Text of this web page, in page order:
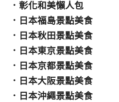
． 彰化和美懶人包
． 日本福島景點美食
． 日本秋田景點美食
． 日本東京景點美食
． 日本京都景點美食
． 日本大阪景點美食
． 日本沖繩景點美食